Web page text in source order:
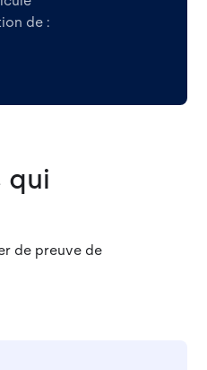
de :
qui
de preuve de